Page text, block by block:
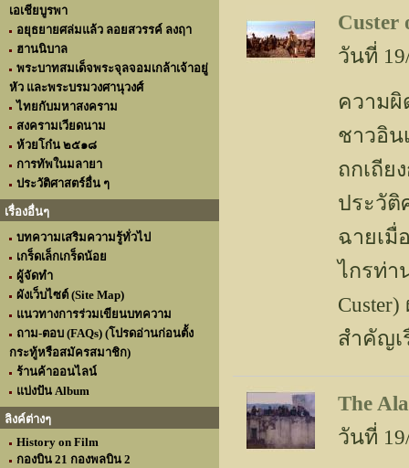
เอเชียบูรพา
อยุธยายศล่มแล้ว ลอยสวรรค์ ลงฤา
ฮานนิบาล
พระบาทสมเด็จพระจุลจอมเกล้าเจ้าอยู่
หัว และพระบรมวงศานุวงศ์
ไทยกับมหาสงคราม
สงครามเวียดนาม
ห้วยโก๋น ๒๕๑๘
การทัพในมลายา
ประวัติศาสตร์อื่น ๆ
เรื่องอื่นๆ
บทความเสริมความรู้ทั่วไป
เกร็ดเล็กเกร็ดน้อย
ผู้จัดทำ
ผังเว็บไซต์ (Site Map)
แนวทางการร่วมเขียนบทความ
ถาม-ตอบ (FAQs) (โปรดอ่านก่อนตั้ง
กระทู้หรือสมัครสมาชิก)
ร้านค้าออนไลน์
แบ่งปัน Album
ลิงค์ต่างๆ
History on Film
กองบิน 21 กองพลบิน 2
Custer
วันที่
ความผิ
ชาวอิน
ถกเถีย
ประวัติ
ฉายเมื่
ไกรท่า
สำคัญเ
The
วันที่